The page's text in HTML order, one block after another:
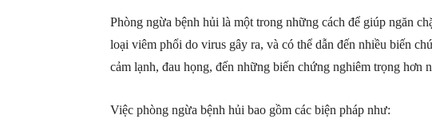
Phòng ngừa bệnh hủi là một trong những cách để giúp ngăn
loại viêm phổi do virus gây ra, và có thể dẫn đến nhiều biến
cảm lạnh, đau họng, đến những biến chứng nghiêm trọng hơn
Việc phòng ngừa bệnh hủi bao gồm các biện pháp như: